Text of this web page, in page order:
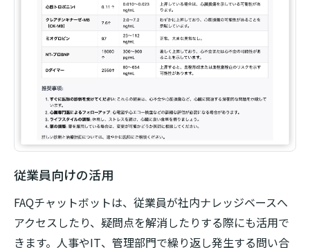
従業員向けの活用
FAQチャットボットは、従業員が社内ナレッジベースへ
アクセスしたり、疑問点を解消したりする際にも活用で
きます。人事やIT、管理部門で繰り返し発生する問い合